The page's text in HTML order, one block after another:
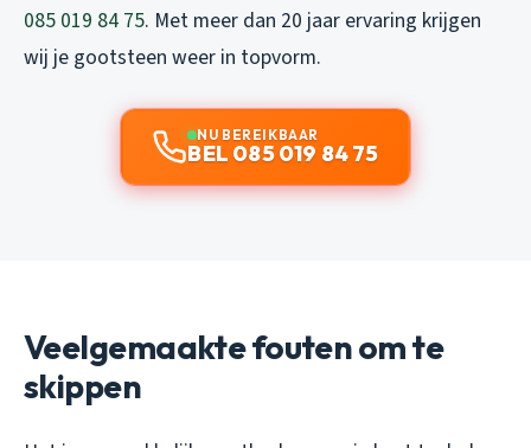
085 019 84 75. Met meer dan 20 jaar ervaring krijgen
wij je gootsteen weer in topvorm.
NU BEREIKBAAR
BEL 085 019 84 75
Veelgemaakte fouten om te
skippen